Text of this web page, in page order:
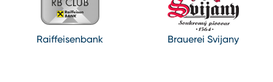
Raiffeisenbank Brauerei Svijany